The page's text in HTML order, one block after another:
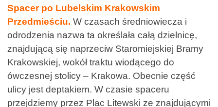
Spacer po Lubelskim Krakowskim
Przedmieściu. W czasach średniowiecza i
odrodzenia nazwa ta określała całą dzielnicę,
znajdującą się naprzeciw Staromiejskiej Bramy
Krakowskiej, wokół traktu wiodącego do
ówczesnej stolicy – Krakowa. Obecnie część
ulicy jest deptakiem. W czasie spaceru
przejdziemy przez Plac Litewski ze znajdującymi